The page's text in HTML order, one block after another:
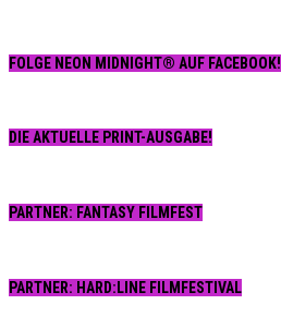
FOLGE NEON MIDNIGHT® AUF FACEBOOK!
DIE AKTUELLE PRINT-AUSGABE!
PARTNER: FANTASY FILMFEST
PARTNER: HARD:LINE FILMFESTIVAL